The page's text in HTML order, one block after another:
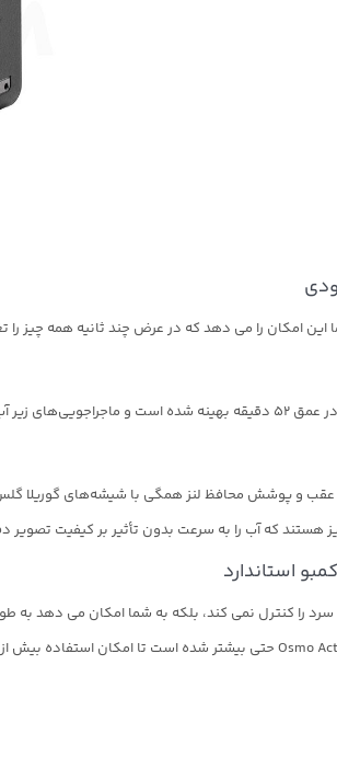
امکان را می دهد که در عرض چند ثانیه همه چیز را
اضافی افزایش می‌دهد.
محافظ لنز همگی با شیشه‌های گوریلا گلس با استحکام
هستند که آب را به سرعت بدون تأثیر بر کیفیت تصویر